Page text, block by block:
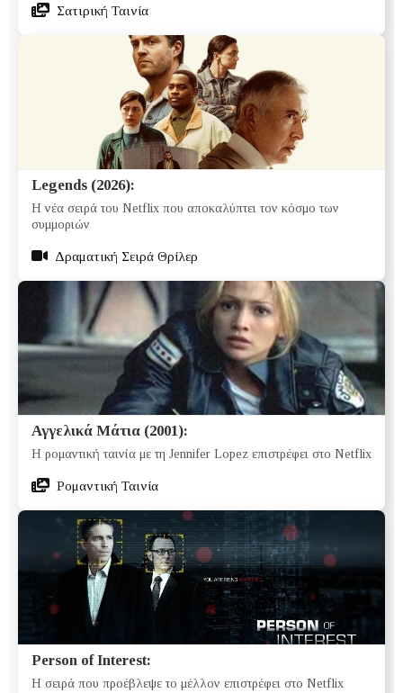
Σατιρική Ταινία
Legends (2026):
Η νέα σειρά του Netflix που αποκαλύπτει τον κόσμο των
συμμοριών
Δραματική Σειρά Θρίλερ
Αγγελικά Μάτια (2001):
Η ρομαντική ταινία με τη Jennifer Lopez επιστρέφει στο Netflix
Ρομαντική Ταινία
Person of Interest:
Η σειρά που προέβλεψε το μέλλον επιστρέφει στο Netflix